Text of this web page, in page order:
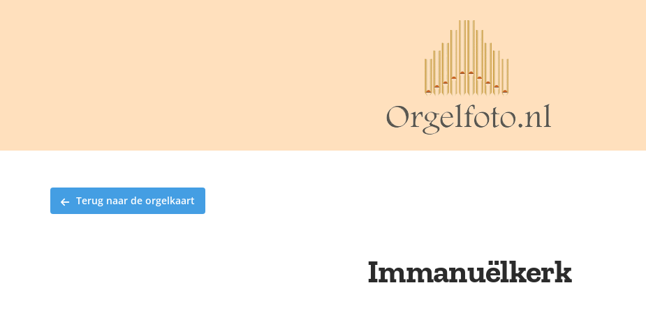
Terug naar de orgelkaart
Immanuëlkerk